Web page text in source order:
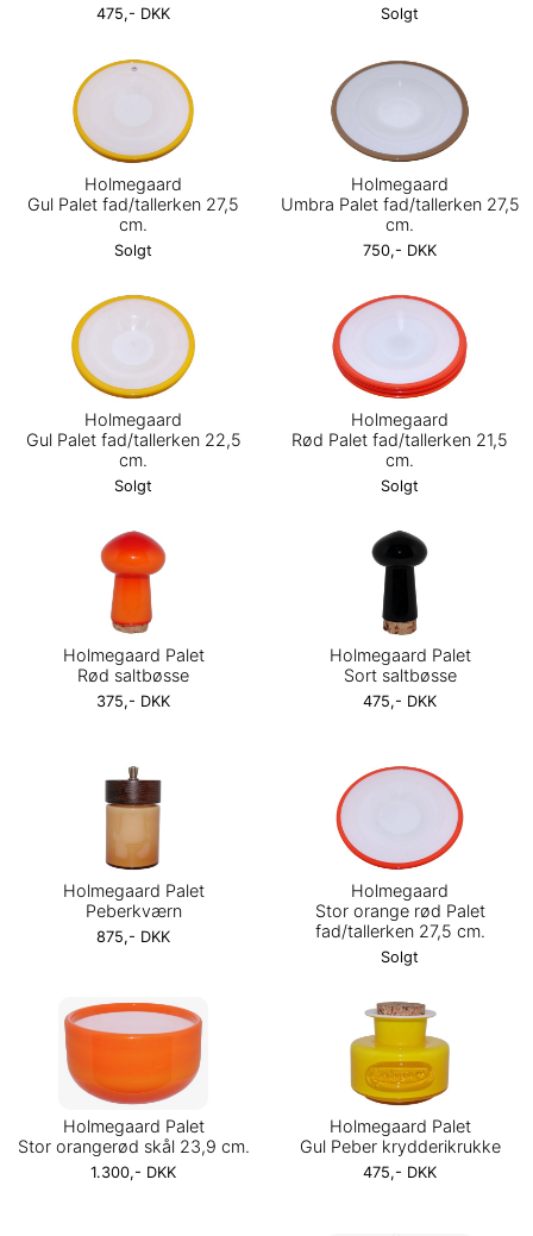
475,- DKK Solgt
Holmegaard
Gul Palet fad/tallerken 27,5
cm.
Solgt
Holmegaard
Umbra Palet fad/tallerken 27,5
cm.
750,- DKK
Holmegaard
Gul Palet fad/tallerken 22,5
cm.
Solgt
Holmegaard
Rød Palet fad/tallerken 21,5
cm.
Solgt
Holmegaard Palet
Rød saltbøsse
375,- DKK
Holmegaard Palet
Sort saltbøsse
475,- DKK
Holmegaard Palet
Peberkværn
875,- DKK
Holmegaard
Stor orange rød Palet
fad/tallerken 27,5 cm.
Solgt
Holmegaard Palet
Stor orangerød skål 23,9 cm.
1.300,- DKK
Holmegaard Palet
Gul Peber krydderikrukke
475,- DKK